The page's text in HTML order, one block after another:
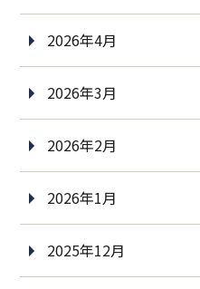
2026年4月
2026年3月
2026年2月
2026年1月
2025年12月